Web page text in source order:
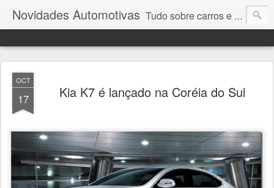
Novidades Automotivas Tudo sobre carros e motores
OCT
17 Kia K7 é lançado na Coréia do Sul